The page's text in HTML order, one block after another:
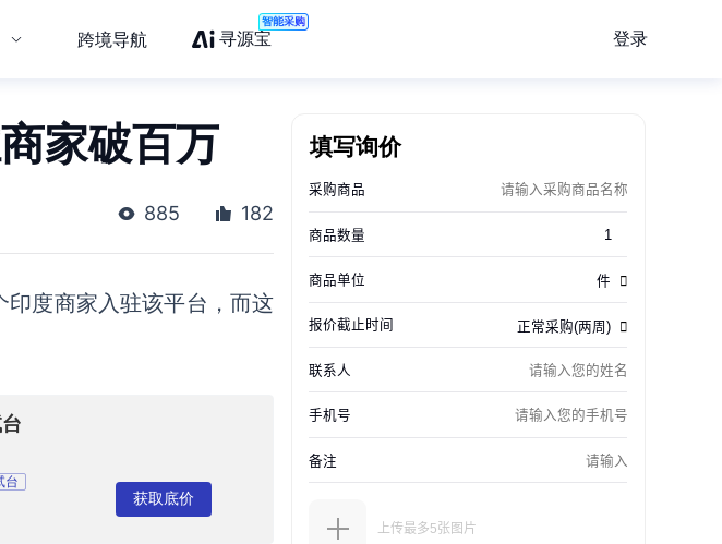
跨境导航 寻源宝
智能采购
登录
家破百万
885 182
印度商家入驻该平台，而这
台
获取底价
填写询价